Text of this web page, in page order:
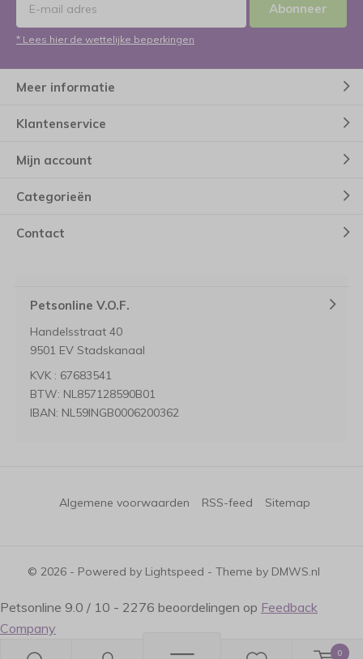
0
Abonneer
* Lees hier de wettelijke beperkingen
Meer informatie
Klantenservice
Mijn account
Categorieën
Contact
Petsonline V.O.F.
Handelsstraat 40
9501 EV Stadskanaal
KVK : 67683541
BTW: NL857128590B01
IBAN: NL59INGB0006200362
© 2026 - Powered by Lightspeed - Theme by DMWS.nl
Algemene voorwaarden RSS-feed Sitemap
Petsonline 9.0 / 10 - 2276 beoordelingen op Feedback
Company